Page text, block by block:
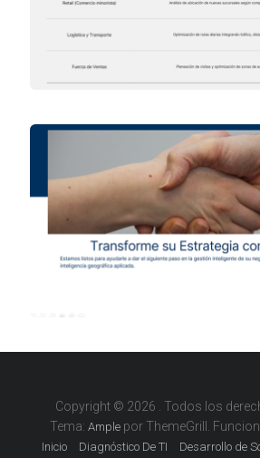
Copyright © 2026
. Todos los
Tema: Amplepor ThemeGrill.
Inicio Diagnóstico De TI Desarrollo de